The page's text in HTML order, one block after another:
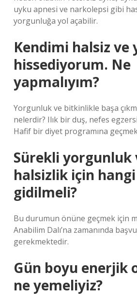
uyku apnesi ve narkolepsi gibi
yorgunluğa yol açabilir.
Kendimi halsiz ve
hissediyorum. Ne
yapmalıyım?
Yorgunluk ve bitkinlikle başa
nelerdir? Ilık bir duş, nefes
Hafif bir diyet programına
Sürekli yorgunluk
halsizlik için
gidilmeli?
Bu durumun önüne geçmek için
Anabilim Dalı’na zamanında
gerekmektedir.
Gün boyu enerjik
ne yemeliyiz?